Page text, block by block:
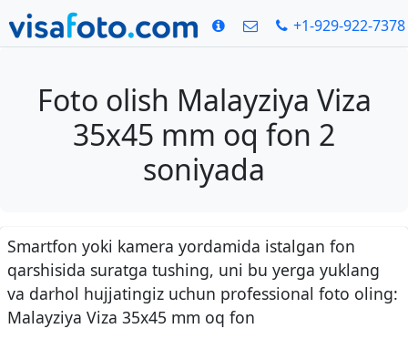
+1-929-922-7378
Foto olish Malayziya Viza
35x45 mm oq fon 2
soniyada
Smartfon yoki kamera yordamida istalgan fon
qarshisida suratga tushing, uni bu yerga yuklang
va darhol hujjatingiz uchun professional foto oling:
Malayziya Viza 35x45 mm oq fon